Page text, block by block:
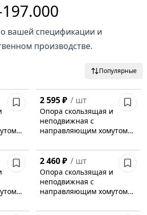
вашей спецификации и
производстве.
Популярные
2 595 ₽ / шт
Опора скользящая и
неподвижная с
направляющим хомутом
2 460 ₽ / шт
Опора скользящая и
неподвижная с
направляющим хомутом